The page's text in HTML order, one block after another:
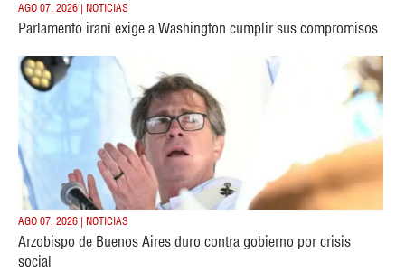
AGO 07, 2026 | NOTICIAS
Parlamento iraní exige a Washington cumplir sus compromisos
AGO 07, 2026 | NOTICIAS
Arzobispo de Buenos Aires duro contra gobierno por crisis
social